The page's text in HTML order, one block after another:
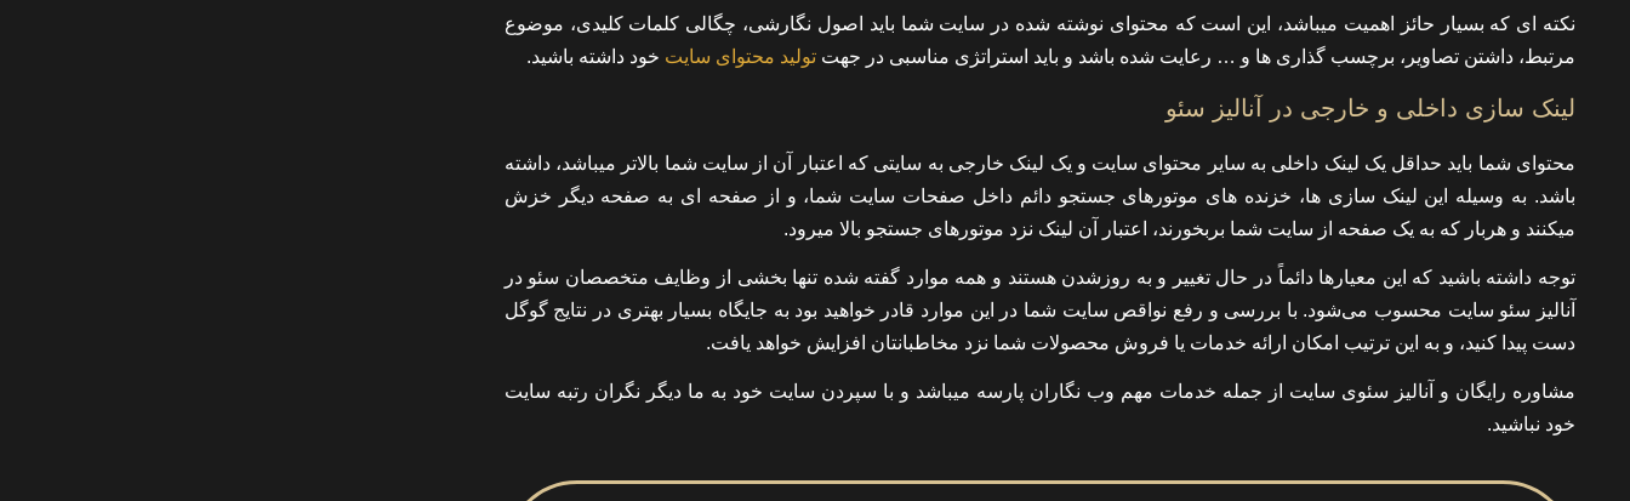
نکته ای که بسیار حائز اهمیت میباشد، این است که محتوای نوشته شده در سایت شما باید اصول نگارشی، چگالی کلمات کلیدی، موضوع
مرتبط، داشتن تصاویر، برچسب گذاری ها و … رعایت شده باشد و باید استراتژی مناسبی در جهت تولید محتوای سایت خود داشته باشید.
لینک سازی داخلی و خارجی در آنالیز سئو
محتوای شما باید حداقل یک لینک داخلی به سایر محتوای سایت و یک لینک خارجی به سایتی که اعتبار آن از سایت شما بالاتر میباشد، داشته
باشد. به وسیله این لینک سازی ها، خزنده های موتورهای جستجو دائم داخل صفحات سایت شما، و از صفحه ای به صفحه دیگر خزش
میکنند و هربار که به یک صفحه از سایت شما بربخورند، اعتبار آن لینک نزد موتورهای جستجو بالا میرود.
توجه داشته باشید که این معیارها دائماً در حال تغییر و به روزشدن هستند و همه موارد گفته شده تنها بخشی از وظایف متخصصان سئو در
آنالیز سئو سایت محسوب می‌شود. با بررسی و رفع نواقص سایت شما در این موارد قادر خواهید بود به جایگاه بسیار بهتری در نتایج گوگل
دست پیدا کنید، و به این ترتیب امکان ارائه خدمات یا فروش محصولات شما نزد مخاطبانتان افزایش خواهد یافت.
مشاوره رایگان و آنالیز سئوی سایت از جمله خدمات مهم وب نگاران پارسه میباشد و با سپردن سایت خود به ما دیگر نگران رتبه سایت
خود نباشید.